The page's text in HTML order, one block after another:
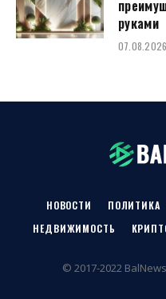
руками
07.08.2026
НОВОСТИ ПОЛИТИКА
НЕДВИЖИМОСТЬ
© 2017-2022